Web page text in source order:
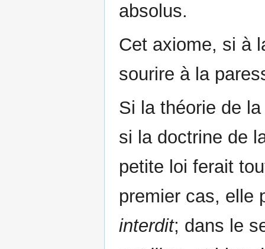
absolus.
Cet axiome, si à
sourire à la
Si la théorie de
si la doctrine de
petite loi ferait
premier cas, elle
interdit; dans le